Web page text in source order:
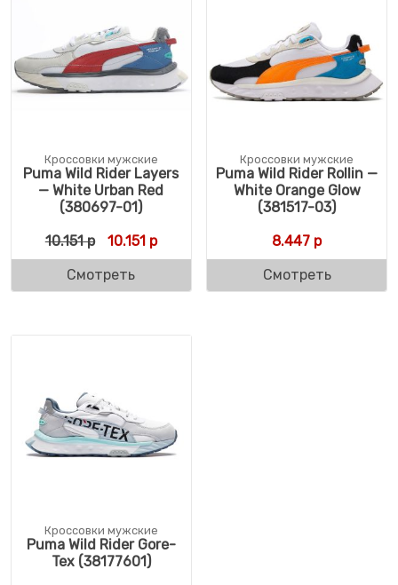
Кроссовки мужские
Puma Wild Rider Layers
— White Urban Red
(380697-01)
10.151р Первоначальная цена составляла 10.151
10.151рТекущая цена: 10.151 р.
Смотреть
Кроссовки мужские
Puma Wild Rider Rollin —
White Orange Glow
(381517-03)
8.447 р
Смотреть
Кроссовки мужские
Puma Wild Rider Gore-
Tex (38177601)